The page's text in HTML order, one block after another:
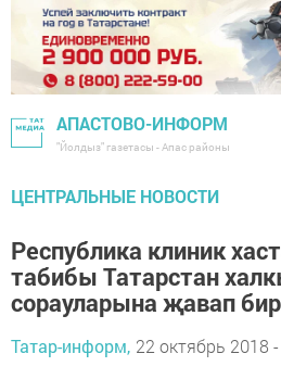
АПАСТОВО-ИНФОРМ
"Йолдыз" газетасы - Апас районы
ЦЕНТРАЛЬНЫЕ НОВОСТИ
Республика клиник
табибы Татарстан
сорауларына җавап
Татар-информ, 22 октябрь 2018